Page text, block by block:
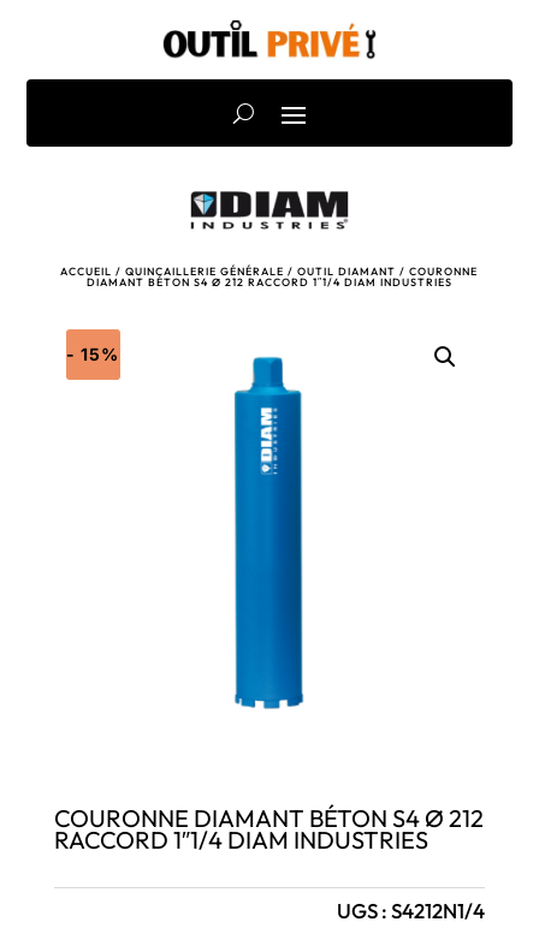
ACCUEIL /QUINCAILLERIE GÉNÉRALE /OUTIL DIAMANT / COURONNE
DIAMANT BÉTON S4 Ø 212 RACCORD 1″1/4 DIAM INDUSTRIES
- 15%
COURONNE DIAMANT BÉTON S4 Ø 212
RACCORD 1″1/4 DIAM INDUSTRIES
UGS :S4212N1/4